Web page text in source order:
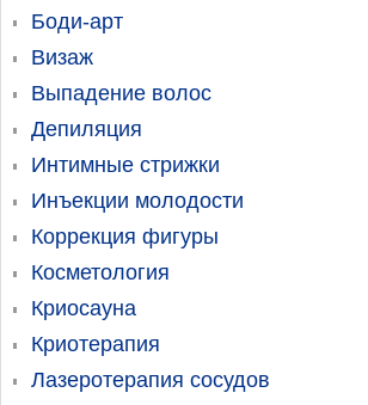
Боди-арт
Визаж
Выпадение волос
Депиляция
Интимные стрижки
Инъекции молодости
Коррекция фигуры
Косметология
Криосауна
Криотерапия
Лазеротерапия сосудов